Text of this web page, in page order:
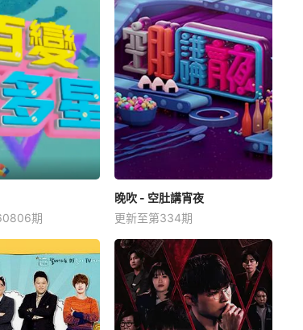
期
晚吹 - 空肚講宵夜
更新至第334期